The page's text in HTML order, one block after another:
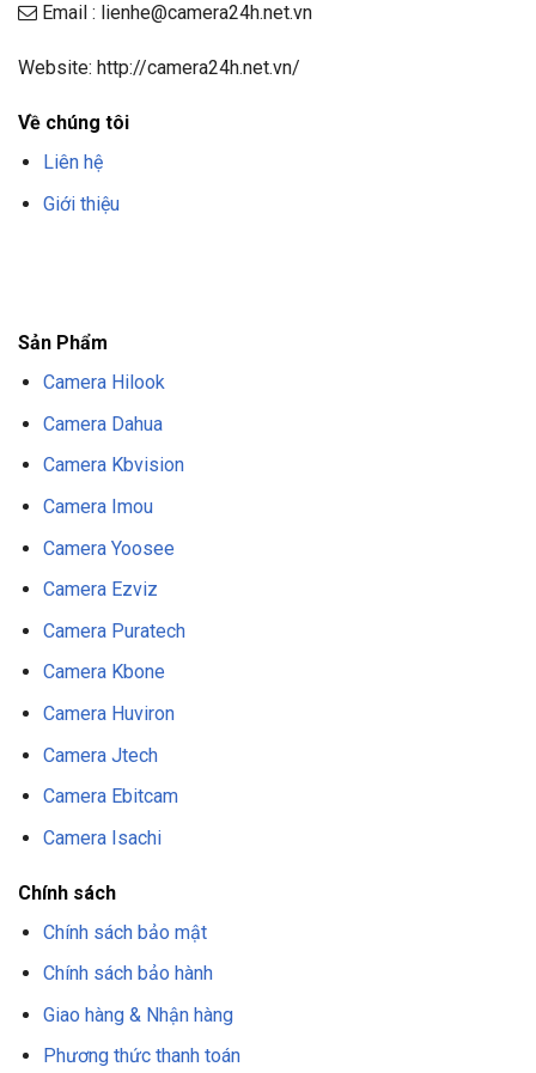
Email : lienhe@camera24h.net.vn
Website: http://camera24h.net.vn/
Về chúng tôi
Liên hệ
Giới thiệu
Sản Phẩm
Camera Hilook
Camera Dahua
Camera Kbvision
Camera Imou
Camera Yoosee
Camera Ezviz
Camera Puratech
Camera Kbone
Camera Huviron
Camera Jtech
Camera Ebitcam
Camera Isachi
Chính sách
Chính sách bảo mật
Chính sách bảo hành
Giao hàng & Nhận hàng
Phương thức thanh toán